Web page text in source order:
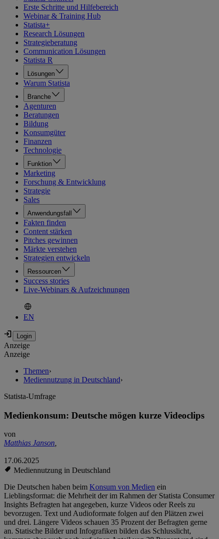
Erste Schritte und Hilfebereich
Webinar & Training Hub
Statista+
Research Lösungen
Strategieberatung
Communication Lösungen
Statista R
Lösungen
Warum Statista
Branche
Agenturen
Beratungen
Bildung
Konsumgüter
Finanzen
Technologie
Funktion
Marketing
Forschung & Entwicklung
Strategie
Sales
Anwendungsfall
Fakten finden
Content stärken
Pitches gewinnen
Märkte verstehen
Strategien entwickeln
Ressourcen
Success stories
Live-Webinars & Aufzeichnungen
EN
Anzeige
Anzeige
Themen›
Mediennutzung in Deutschland›
Statista-Umfrage
Medienkonsum: Deutsche mögen kurze Videoclips
von
Matthias Janson,
17.06.2025
Mediennutzung in Deutschland
Die Deutschen haben beim Konsum von Medien ein
Lieblingsformat: die Mehrheit der im Rahmen der Statista Consumer
Insights Befragten hat angegeben, kurze Videos oder Reels zu
bevorzugen. Text und Audioformate folgen auf den Plätzen zwei
und drei. Längere Videos schauen 35 Prozent der Befragten gerne
an. Statische Bilder und Infografiken bilden das Schlusslicht,